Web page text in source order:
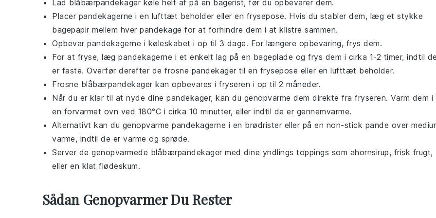
Lad blåbærpandekager køle helt af på en bagerist, før du opbevarer dem.
Placer pandekagerne i en lufttæt beholder eller en frysepose. Hvis du stabler dem, læg et stykke
bagepapir mellem hver pandekage for at forhindre dem i at klistre sammen.
Opbevar pandekagerne i køleskabet i op til 3 dage. For længere opbevaring, frys dem.
For at fryse, læg pandekagerne i et enkelt lag på en bageplade og frys dem i cirka 1-2 timer, indtil
er faste. Overfør derefter de frosne pandekager til en frysepose eller en lufttæt beholder.
Frosne blåbærpandekager kan opbevares i fryseren i op til 2 måneder.
Når du er klar til at nyde dine pandekager, kan du genopvarme dem direkte fra fryseren. Varm dem i
en forvarmet ovn ved 180°C i cirka 10 minutter, eller indtil de er gennemvarme.
Alternativt kan du genopvarme pandekagerne i en brødrister eller på en non-stick pande over
varme, indtil de er varme og sprøde.
Server de genopvarmede blåbærpandekager med dine yndlings toppings som ahornsirup, frisk frugt,
eller en klat flødeskum.
Sådan Genopvarmer Du Rester